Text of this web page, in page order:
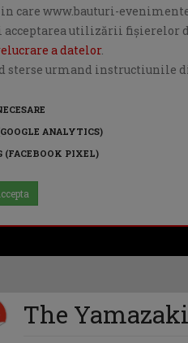
www.bauturi-
utilizării fişierelor
a datelor.
sterse urmand instructiunile
ANALYTICS)
(FACEBOOK PIXEL)
The